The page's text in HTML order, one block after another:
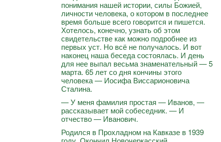
понимания нашей истории, силы Божией,
личности человека, о котором в последнее
время больше всего говорится и пишется.
Хотелось, конечно, узнать об этом
свидетельстве как можно подробнее из
первых уст. Но всё не получалось. И вот
наконец наша беседа состоялась. И день
для нее выпал весьма знаменательный — 5
марта. 65 лет со дня кончины этого
человека — Иосифа Виссарионовича
Сталина.
— У меня фамилия простая — Иванов, —
рассказывает мой собеседник. — И
отчество — Иванович.
Родился в Прохладном на Кавказе в 1939